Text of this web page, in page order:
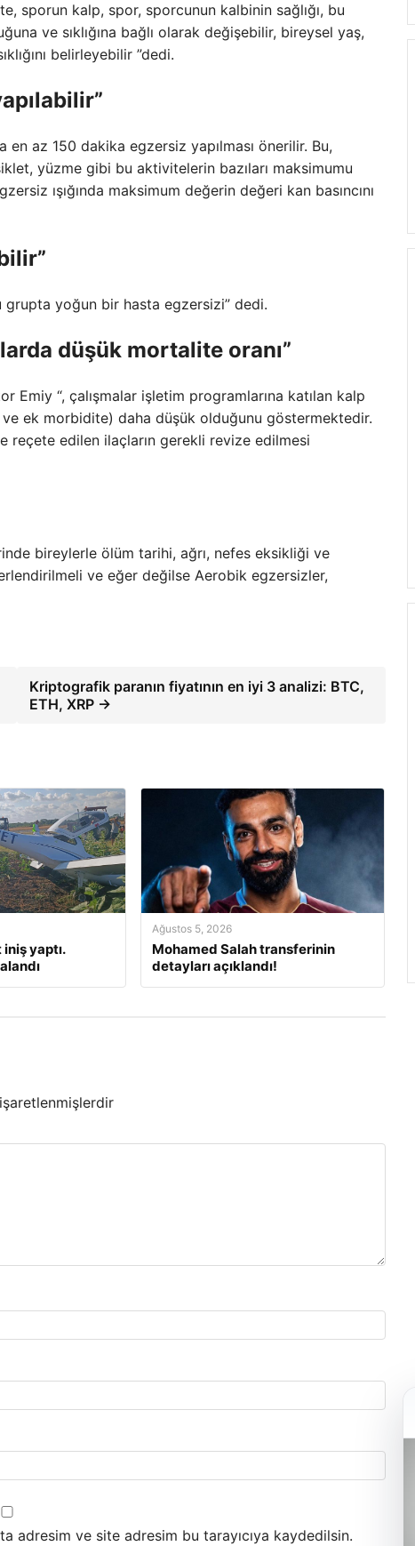
sporun kalp, spor, sporcunun kalbinin sağlığı, bu
ve sıklığına bağlı olarak değişebilir, bireysel yaş,
belirleyebilir ”dedi.
en az 150 dakika egzersiz yapılması önerilir. Bu,
yüzme gibi bu aktivitelerin bazıları maksimumu
ışığında maksimum değerin değeri kan basıncını
grupta yoğun bir hasta egzersizi” dedi.
düşük mortalite oranı”
“, çalışmalar işletim programlarına katılan kalp
ek morbidite) daha düşük olduğunu göstermektedir.
reçete edilen ilaçların gerekli revize edilmesi
bireylerle ölüm tarihi, ağrı, nefes eksikliği ve
ve eğer değilse Aerobik egzersizler,
Kriptografik paranın fiyatının en iyi 3 analizi: BTC,
ETH, XRP →
yaptı.
Ağustos 5, 2026
Mohamed Salah transferinin
detayları açıklandı!
adresim ve site adresim bu tarayıcıya kaydedilsin.